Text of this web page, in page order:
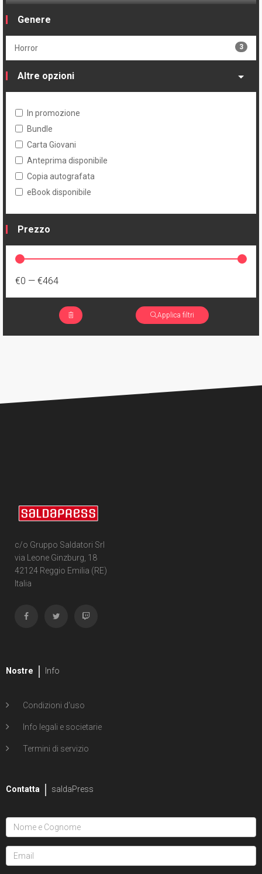
Brossurato variant
Genere
Horror 3
Altre opzioni
In promozione
Bundle
Carta Giovani
Anteprima disponibile
Copia autografata
eBook disponibile
Prezzo
€0 — €464
Applica filtri
c/o Gruppo Saldatori Srl
via Leone Ginzburg, 18
42124 Reggio Emilia (RE)
Italia
Nostre Info
Condizioni d'uso
Info legali e societarie
Termini di servizio
Contatta saldaPress